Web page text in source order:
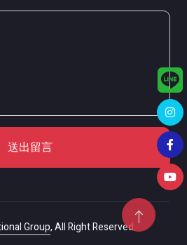
送出留言
Group, All Right Reserved.